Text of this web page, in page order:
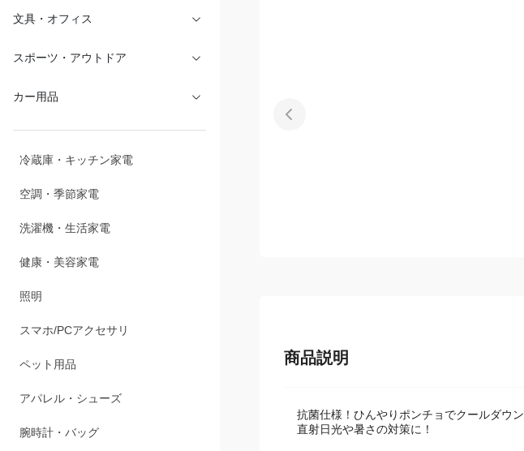
文具・オフィス
スポーツ・アウトドア
カー用品
冷蔵庫・キッチン家電
空調・季節家電
洗濯機・生活家電
健康・美容家電
照明
スマホ/PCアクセサリ
ペット用品
アパレル・シューズ
腕時計・バッグ
商品説明
抗菌仕様！ひんやりポンチョでクールダウン
直射日光や暑さの対策に！